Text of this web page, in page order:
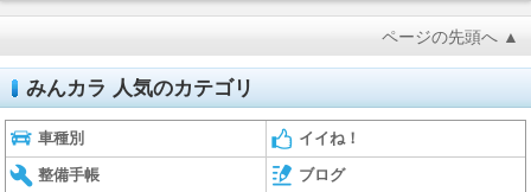
ページの先頭へ ▲
みんカラ 人気のカテゴリ
車種別 イイね！
整備手帳 ブログ